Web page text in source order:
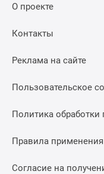
О проекте
Контакты
Реклама на сайте
Пользовательское
Политика
Правила
Согласие на